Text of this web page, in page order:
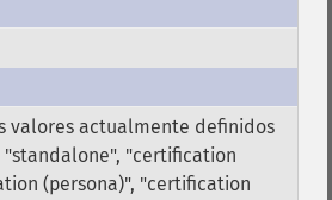
valores actualmente definidos
"standalone", "certification
(persona)", "certification